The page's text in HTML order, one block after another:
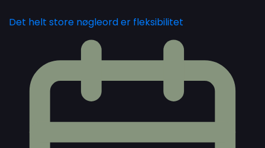
Det helt store nøgleord er fleksibilitet